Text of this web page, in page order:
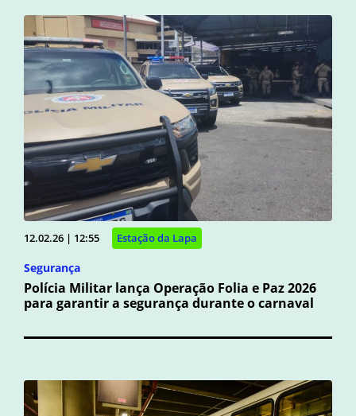
12.02.26 | 12:55 Estação da Lapa
Segurança
Polícia Militar lança Operação Folia e Paz 2026
para garantir a segurança durante o carnaval